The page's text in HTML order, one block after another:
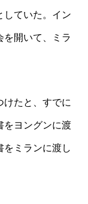
していた。イン
を開いて、ミラ
けたと、すでに
をヨングンに渡
をミランに渡し